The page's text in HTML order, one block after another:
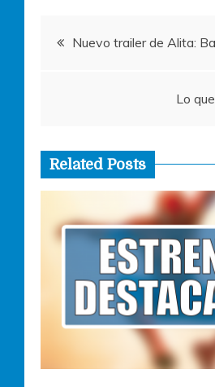
k
Navegación
Nuevo trailer de Alita:
Lo
Related Posts